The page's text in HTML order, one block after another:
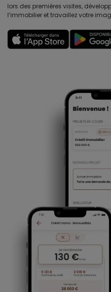
lors des premières visites,
l’immobilier et travaillez votre